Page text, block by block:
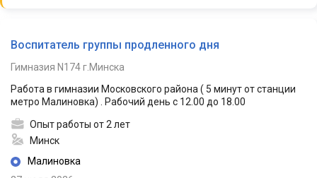
Воспитатель группы продленного дня
Гимназия N174 г.Минска
Работа в гимназии Московского района ( 5 минут от станции
метро Малиновка) . Рабочий день с 12.00 до 18.00
Опыт работы от 2 лет
Минск
Малиновка